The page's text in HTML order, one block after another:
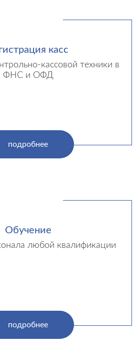
касс
кассовой техники в
ФНС и ОФД
подробнее
Обучение
любой квалификации
подробнее